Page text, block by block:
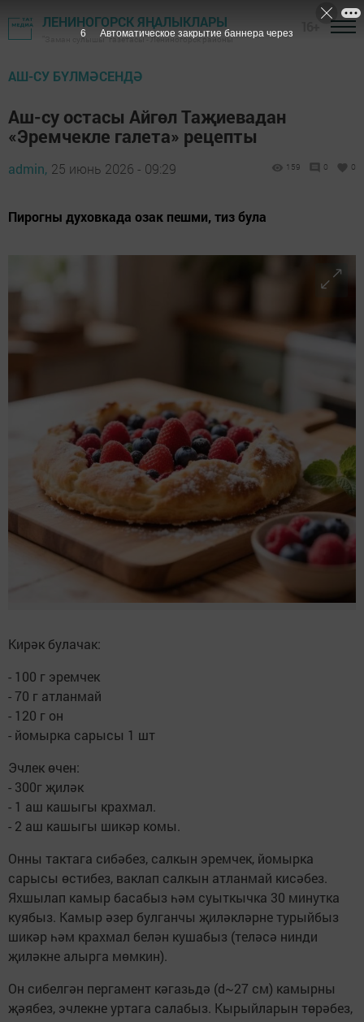
ЛЕНИНОГОРСК ЯҢАЛЫКЛАРЫ
"Заман сулышы" газетасы - Лениногорск районы
АШ-СУ БҮЛМӘСЕНДӘ
Аш-су остасы Айгөл Таҗиевадан
«Эремчекле галета» рецепты
admin, 25 июнь 2026 - 09:29 159 0 0
Пирогны духовкада озак пешми, тиз була
Кирәк булачак:
- 100 г эремчек
- 70 г атланмай
- 120 г он
- йомырка сарысы 1 шт
Эчлек өчен:
- 300г җиләк
- 1 аш кашыгы крахмал.
- 2 аш кашыгы шикәр комы.
Онны тактага сибәбез, салкын эремчек, йомырка
сарысы өстибез, ваклап салкын атланмай кисәбез.
Яхшылап камыр басабыз һәм суыткычка 30 минутка
куябыз. Камыр әзер булганчы җиләкләрне турыйбыз
шикәр һәм крахмал белән кушабыз (теләсә нинди
җиләкне алырга мөмкин).
Он сибелгән пергамент кәгазьдә (d~27 см) камырны
җәябез, эчлекне уртага салабыз. Кырыйларын төрәбез,
4 Автоматическое закрытие баннера через